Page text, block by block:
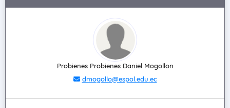
Probienes Probienes Daniel Mogollon
dmogollo@espol.edu.ec